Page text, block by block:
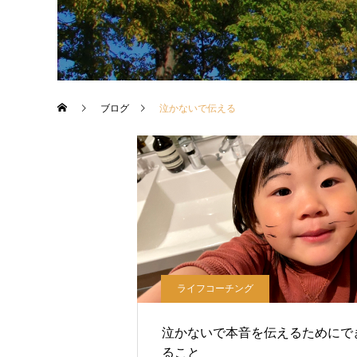
ブログ 泣かないで伝える
ライフコーチング
泣かないで本音を伝えるためにで
ること